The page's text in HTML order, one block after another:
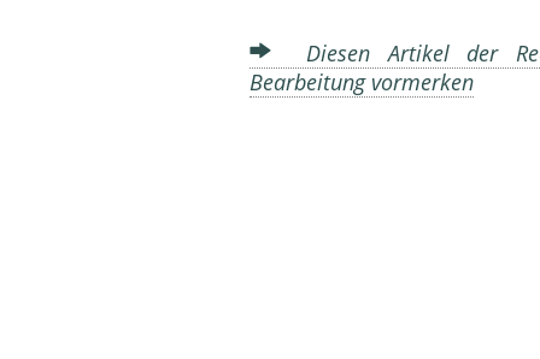
Diesen Artikel der
Bearbeitung vormerken